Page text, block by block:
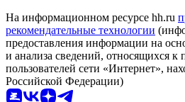
На информационном ресурсе hh.ru
рекомендательные технологии
предоставления информации на
и анализа сведений, относящихся к
пользователей сети «Интернет»,
Российской Федерации)